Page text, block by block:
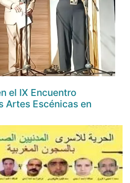
el IX Encuentro
Artes Escénicas en